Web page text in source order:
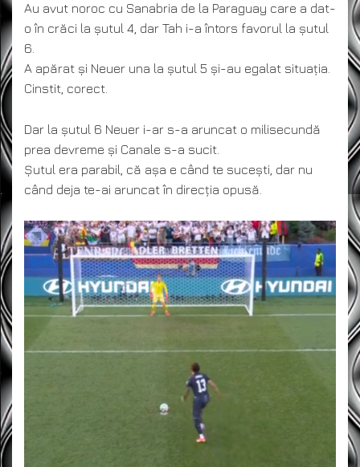
Au avut noroc cu Sanabria de la Paraguay care a dat-
o în crăci la șutul 4, dar Tah i-a întors favorul la șutul
6.
A apărat și Neuer una la șutul 5 și-au egalat situația.
Cinstit, corect.
Dar la șutul 6 Neuer i-ar s-a aruncat o milisecundă
prea devreme și Canale s-a sucit.
Șutul era parabil, că așa e când te sucești, dar nu
când deja te-ai aruncat în direcția opusă.